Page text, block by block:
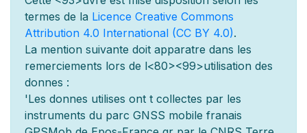
termes de la Licence Creative Commons
Attribution 4.0 International (CC BY 4.0).
La mention suivante doit apparatre dans les
remerciements lors de l<80><99>utilisation des
donnes :
'Les donnes utilises ont t collectes par les
instruments du parc GNSS mobile franais